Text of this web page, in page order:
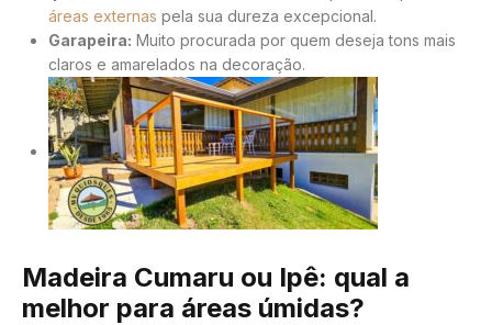
áreas externas pela sua dureza excepcional.
Garapeira: Muito procurada por quem deseja tons mais
claros e amarelados na decoração.
Madeira Cumaru ou Ipê: qual a
melhor para áreas úmidas?